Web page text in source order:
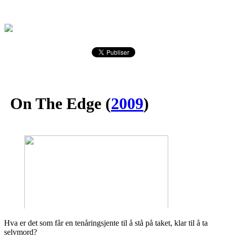
On The Edge (2009)
Hva er det som får en tenåringsjente til å stå på taket, klar til å ta
selvmord?